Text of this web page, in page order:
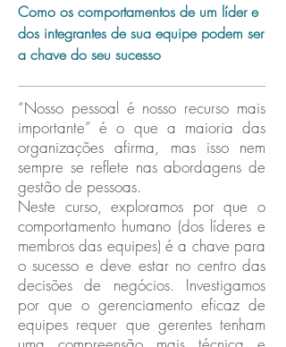
Como os comportamentos de um líder e
dos integrantes de sua equipe podem ser
a chave do seu sucesso
“Nosso pessoal é nosso recurso mais
importante” é o que a maioria das
organizações afirma, mas isso nem
sempre se reflete nas abordagens de
gestão de pessoas.
Neste curso, exploramos por que o
comportamento humano (dos líderes e
membros das equipes) é a chave para
o sucesso e deve estar no centro das
decisões de negócios. Investigamos
por que o gerenciamento eficaz de
equipes requer que gerentes tenham